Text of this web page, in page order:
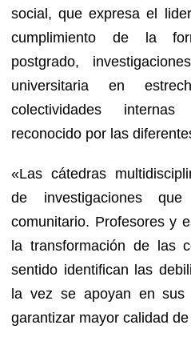
social, que expresa el
cumplimiento de la
postgrado,
universitaria en
colectividades
reconocido por las
«Las cátedras
de investigaciones
comunitario. Profesores y
la transformación de las
sentido identifican las
la vez se apoyan en sus
garantizar mayor calidad